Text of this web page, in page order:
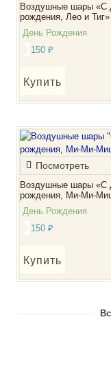
Воздушные шары «С
рождения, Лео и Тиг»
День Рождения
150 ₽
Купить
Посмотреть
Воздушные шары «С
рождения, Ми-Ми-
День Рождения
150 ₽
Купить